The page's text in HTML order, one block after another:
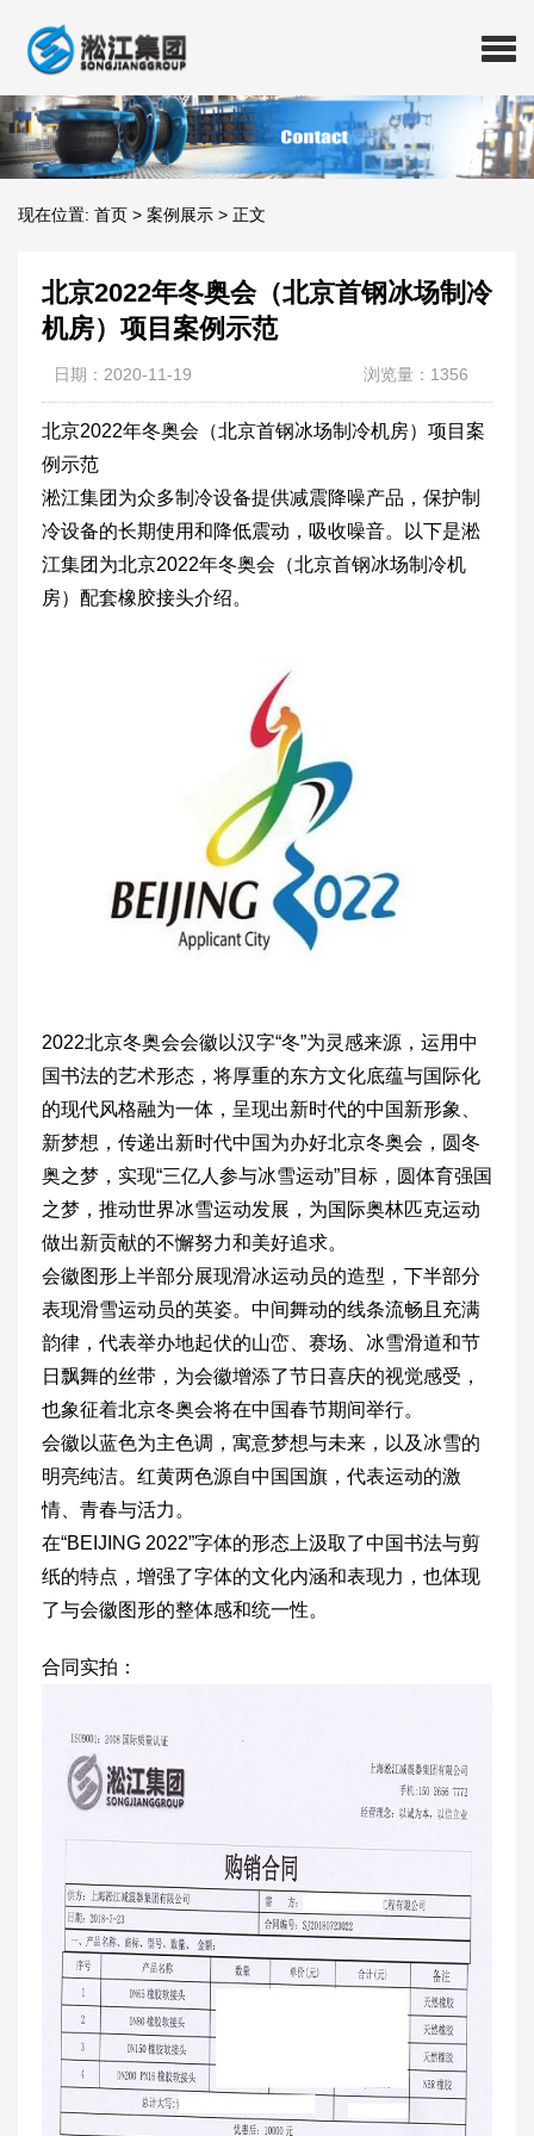
现在位置: 首页 > 案例展示 > 正文
北京2022年冬奥会（北京首钢冰场制冷
机房）项目案例示范
日期：2020-11-19 浏览量：1356
北京2022年冬奥会（北京首钢冰场制冷机房）项目案
例示范
淞江集团为众多制冷设备提供减震降噪产品，保护制
冷设备的长期使用和降低震动，吸收噪音。以下是淞
江集团为北京2022年冬奥会（北京首钢冰场制冷机
房）配套橡胶接头介绍。
2022北京冬奥会会徽以汉字“冬”为灵感来源，运用中
国书法的艺术形态，将厚重的东方文化底蕴与国际化
的现代风格融为一体，呈现出新时代的中国新形象、
新梦想，传递出新时代中国为办好北京冬奥会，圆冬
奥之梦，实现“三亿人参与冰雪运动”目标，圆体育强国
之梦，推动世界冰雪运动发展，为国际奥林匹克运动
做出新贡献的不懈努力和美好追求。
会徽图形上半部分展现滑冰运动员的造型，下半部分
表现滑雪运动员的英姿。中间舞动的线条流畅且充满
韵律，代表举办地起伏的山峦、赛场、冰雪滑道和节
日飘舞的丝带，为会徽增添了节日喜庆的视觉感受，
也象征着北京冬奥会将在中国春节期间举行。
会徽以蓝色为主色调，寓意梦想与未来，以及冰雪的
明亮纯洁。红黄两色源自中国国旗，代表运动的激
情、青春与活力。
在“BEIJING 2022”字体的形态上汲取了中国书法与剪
纸的特点，增强了字体的文化内涵和表现力，也体现
了与会徽图形的整体感和统一性。
合同实拍：